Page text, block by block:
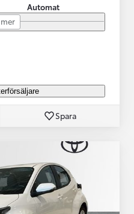
Automat
Spara